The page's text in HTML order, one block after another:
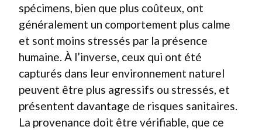
spécimens, bien que plus coûteux, ont
généralement un comportement plus calme
et sont moins stressés par la présence
humaine. À l’inverse, ceux qui ont été
capturés dans leur environnement naturel
peuvent être plus agressifs ou stressés, et
présentent davantage de risques sanitaires.
La provenance doit être vérifiable, que ce